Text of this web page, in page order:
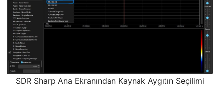
SDR Sharp Ana Ekranından Kaynak Aygıtın Seçilimi